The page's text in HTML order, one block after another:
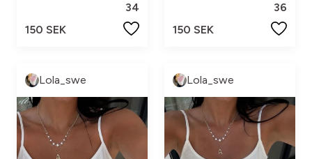
34
150 SEK
36
150 SEK
Lola_swe Lola_swe